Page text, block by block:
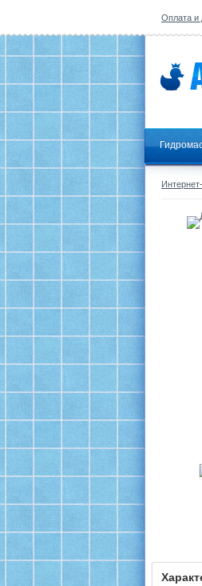
Оплата и